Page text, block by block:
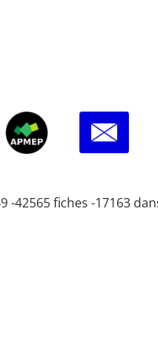
-42565 fiches -17163